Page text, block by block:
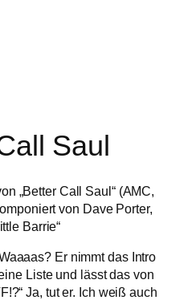
Saul
„Better Call Saul“ (AMC,
von Dave Porter,
Barrie“
Er nimmt das Intro
Liste und lässt das von
Ja, tut er. Ich weiß auch